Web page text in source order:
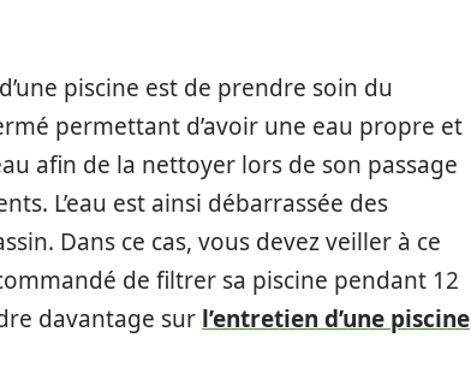
piscine est de prendre soin du
permettant d’avoir une eau propre et
afin de la nettoyer lors de son passage
L’eau est ainsi débarrassée des
Dans ce cas, vous devez veiller à ce
de filtrer sa piscine pendant 12
davantage sur l’entretien d’une piscine